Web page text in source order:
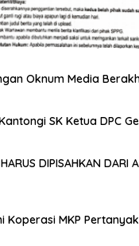
Oknum Media
SK Ketua DPC
DIPISAHKAN DARI
Koperasi MKP